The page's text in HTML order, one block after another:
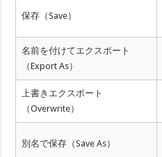
保存（Save）
名前を付けてエクスポート
（Export As）
上書きエクスポート
（Overwrite）
別名で保存（Save As）